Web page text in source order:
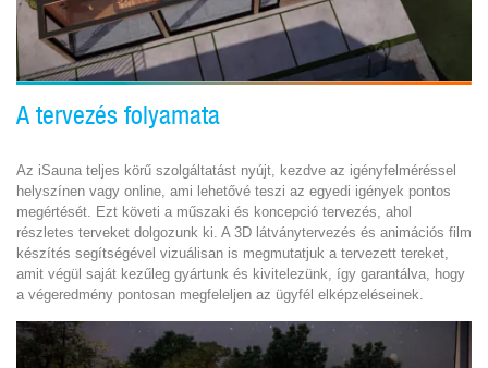
A tervezés folyamata
Az iSauna teljes körű szolgáltatást nyújt, kezdve az igényfelméréssel
helyszínen vagy online, ami lehetővé teszi az egyedi igények pontos
megértését. Ezt követi a műszaki és koncepció tervezés, ahol
részletes terveket dolgozunk ki. A 3D látványtervezés és animációs film
készítés segítségével vizuálisan is megmutatjuk a tervezett tereket,
amit végül saját kezűleg gyártunk és kivitelezünk, így garantálva, hogy
a végeredmény pontosan megfeleljen az ügyfél elképzeléseinek.